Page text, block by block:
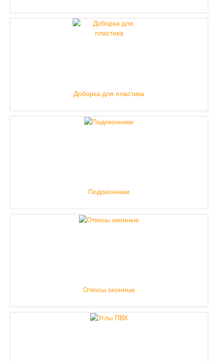
Доборка для пластика
Подоконники
Откосы оконные